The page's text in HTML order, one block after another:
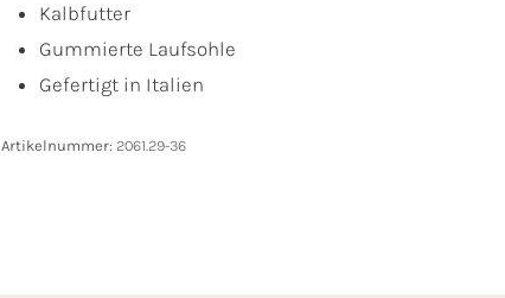
Kalbfutter
Gummierte Laufsohle
Gefertigt in Italien
Artikelnummer: 2061.29-36